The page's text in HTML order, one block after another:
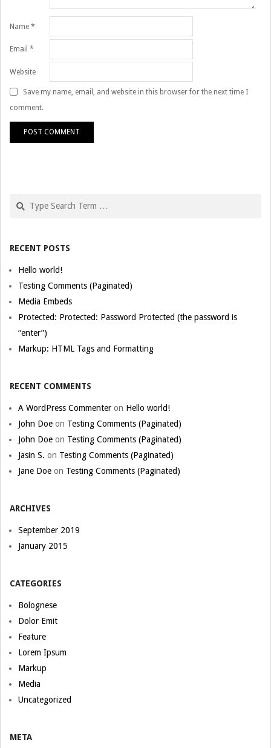
Name *
Email *
Website
Save my name, email, and website in this browser for the next time I
comment.
RECENT POSTS
Hello world!
Testing Comments (Paginated)
Media Embeds
Protected: Protected: Password Protected (the password is
“enter”)
Markup: HTML Tags and Formatting
RECENT COMMENTS
A WordPress Commenter on Hello world!
John Doe on Testing Comments (Paginated)
John Doe on Testing Comments (Paginated)
Jasin S. on Testing Comments (Paginated)
Jane Doe on Testing Comments (Paginated)
ARCHIVES
September 2019
January 2015
CATEGORIES
Bolognese
Dolor Emit
Feature
Lorem Ipsum
Markup
Media
Uncategorized
META